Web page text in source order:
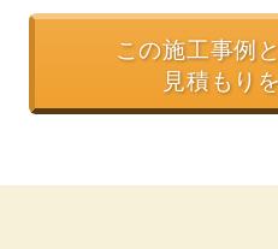
この施工事例
見積もり